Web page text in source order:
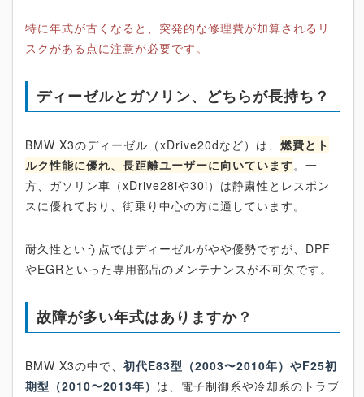
特に年式が古くなると、突発的な修理費が加算されるリ
スクがある点に注意が必要です。
ディーゼルとガソリン、どちらが長持ち？
BMW X3のディーゼル（xDrive20dなど）は、 燃費とト
ルク性能に優れ、長距離ユーザーに向いています。一
方、ガソリン車（xDrive28iや30i）は静粛性とレスポン
スに優れており、街乗り中心の方に適しています。
耐久性という点ではディーゼルがやや優勢ですが、DPF
やEGRといった専用部品のメンテナンスが不可欠です。
故障が多い年式はありますか？
BMW X3の中で、 初代E83型（2003〜2010年）やF25初
期型（2010〜2013年） は、電子制御系や冷却系のトラブ